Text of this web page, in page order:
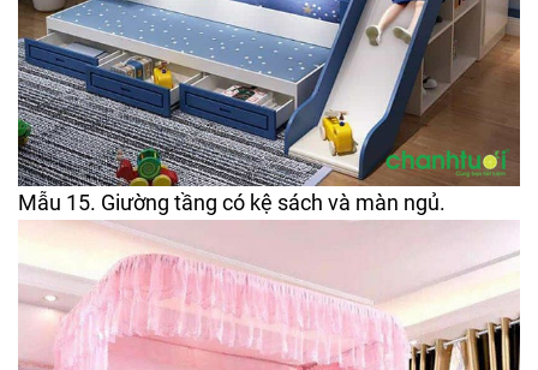
Mẫu 15. Giường tầng có kệ sách và màn ngủ.